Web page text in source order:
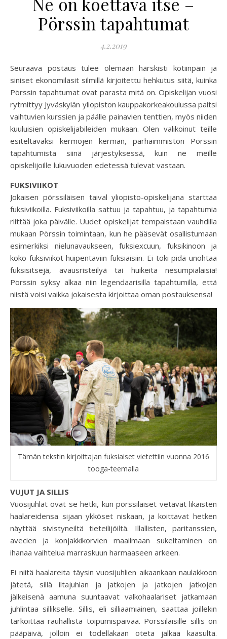
Pörssin tapahtumat
4.2.2019
Seuraava postaus tulee olemaan härskisti kotiinpäin ja
siniset ekonomilasit silmillä kirjoitettu hehkutus siitä, kuinka
Pörssin tapahtumat ovat parasta mitä on. Opiskelijan vuosi
rytmittyy Jyväskylän yliopiston kauppakorkeakoulussa paitsi
vaihtuvien kurssien ja päälle painavien tenttien, myös niiden
kuuluisien opiskelijabileiden mukaan. Olen valikoinut teille
esiteltäväksi kermojen kerman, parhaimmiston Pörssin
tapahtumista siinä järjestyksessä, kuin ne meille
opiskelijoille lukuvuoden edetessä tulevat vastaan.
FUKSIVIIKOT
Jokaisen pörssiläisen taival yliopisto-opiskelijana starttaa
fuksiviikoilla. Fuksiviikoilla sattuu ja tapahtuu, ja tapahtumia
riittää joka päivälle. Uudet opiskelijat tempaistaan vauhdilla
mukaan Pörssin toimintaan, kun he pääsevät osallistumaan
esimerkiksi nielunavaukseen, fuksiexcuun, fuksikinoon ja
koko fuksiviikot huipentaviin fuksiaisiin. Ei toki pidä unohtaa
fuksisitsejä, avausristeilyä tai huikeita nesumpialaisia!
Pörssin syksy alkaa niin legendaarisilla tapahtumilla, että
niistä voisi vaikka jokaisesta kirjoittaa oman postauksensa!
Tämän tekstin kirjoittajan fuksiaiset vietettiin vuonna 2016
tooga-teemalla
VUJUT JA SILLIS
Vuosijuhlat ovat se hetki, kun pörssiläiset vetävät likaisten
haalareidensa sijaan ykköset niskaan, ja koittavat hetken
näyttää sivistyneiltä tieteilijöiltä. Illallisten, paritanssien,
avecien ja konjakkikorvien maailmaan sukeltaminen on
ihanaa vaihtelua marraskuun harmaaseen arkeen.
Ei niitä haalareita täysin vuosijuhlien aikaankaan naulakkoon
jätetä, sillä iltajuhlan ja jatkojen ja jatkojen jatkojen
jälkeisenä aamuna suuntaavat valkohaalariset jatkamaan
juhlintaa sillikselle. Sillis, eli silliaamiainen, saattaa joillekin
tarkoittaa rauhallista toipumispäivää. Pörssiläisille sillis on
pääpäivä, jolloin ei todellakaan oteta jalkaa kaasulta.